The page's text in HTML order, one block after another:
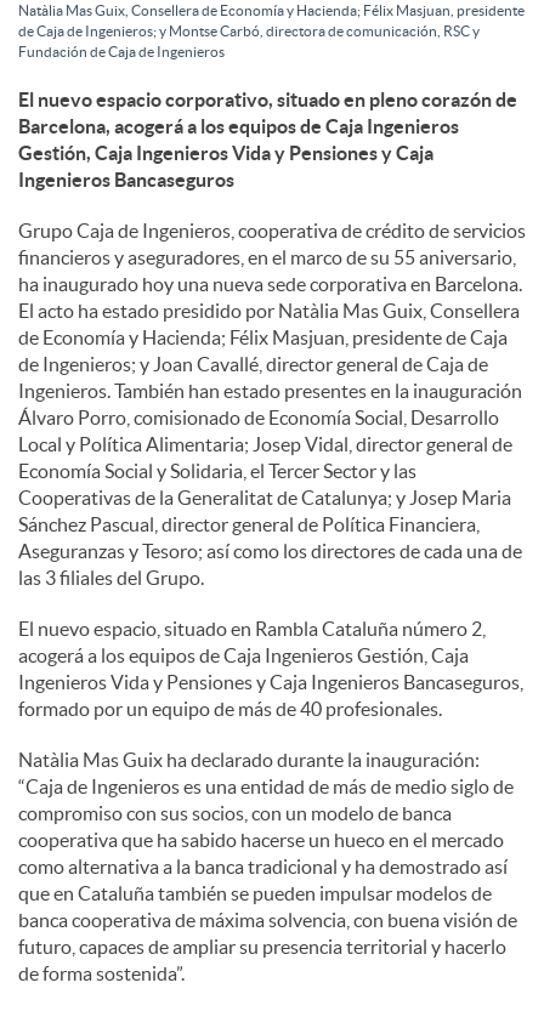
Natàlia Mas Guix, Consellera de Economía y Hacienda; Félix Masjuan, presidente
de Caja de Ingenieros; y Montse Carbó, directora de comunicación, RSC y
Fundación de Caja de Ingenieros
El nuevo espacio corporativo, situado en pleno corazón de
Barcelona, acogerá a los equipos de Caja Ingenieros
Gestión, Caja Ingenieros Vida y Pensiones y Caja
Ingenieros Bancaseguros
Grupo Caja de Ingenieros, cooperativa de crédito de servicios
financieros y aseguradores, en el marco de su 55 aniversario,
ha inaugurado hoy una nueva sede corporativa en Barcelona.
El acto ha estado presidido por Natàlia Mas Guix, Consellera
de Economía y Hacienda; Félix Masjuan, presidente de Caja
de Ingenieros; y Joan Cavallé, director general de Caja de
Ingenieros. También han estado presentes en la inauguración
Álvaro Porro, comisionado de Economía Social, Desarrollo
Local y Política Alimentaria; Josep Vidal, director general de
Economía Social y Solidaria, el Tercer Sector y las
Cooperativas de la Generalitat de Catalunya; y Josep Maria
Sánchez Pascual, director general de Política Financiera,
Aseguranzas y Tesoro; así como los directores de cada una de
las 3 filiales del Grupo.
El nuevo espacio, situado en Rambla Cataluña número 2,
acogerá a los equipos de Caja Ingenieros Gestión, Caja
Ingenieros Vida y Pensiones y Caja Ingenieros Bancaseguros,
formado por un equipo de más de 40 profesionales.
Natàlia Mas Guix ha declarado durante la inauguración:
“Caja de Ingenieros es una entidad de más de medio siglo de
compromiso con sus socios, con un modelo de banca
cooperativa que ha sabido hacerse un hueco en el mercado
como alternativa a la banca tradicional y ha demostrado así
que en Cataluña también se pueden impulsar modelos de
banca cooperativa de máxima solvencia, con buena visión de
futuro, capaces de ampliar su presencia territorial y hacerlo
de forma sostenida”.